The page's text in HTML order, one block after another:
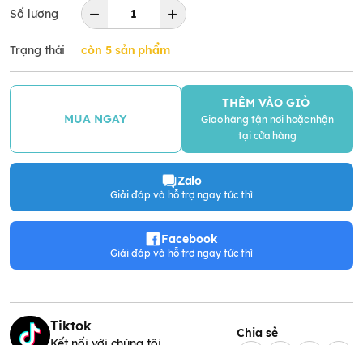
Số lượng
Trạng thái còn 5 sản phẩm
MUA NGAY
THÊM VÀO GIỎ
Giao hàng tận nơi hoặc nhận
tại cửa hàng
Zalo
Giải đáp và hỗ trợ ngay tức thì
Facebook
Giải đáp và hỗ trợ ngay tức thì
Tiktok Chia sẻ